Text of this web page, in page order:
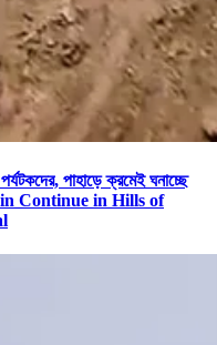
পাহাড়ে ক্রমেই ঘনাচ্ছে
Continue in Hills of